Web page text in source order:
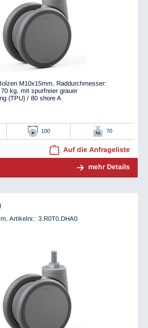
M10x15mm, Raddurchmesser:
kg, mit spurfreier grauer
(TPU) / 80 shore A
100 70
Auf die Anfrageliste
mehr Details
Artikelnr.: 3.R0T0.DHA0